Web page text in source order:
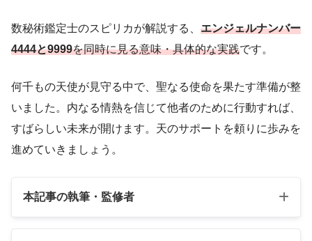
数秘術鑑定士のスピリカが解説する、 エンジェルナンバー
4444と9999を同時に見る意味・具体的な実践です。
何千もの天使が見守る中で、聖なる使命を果たす準備が整
いました。内なる情熱を信じて他者のために行動すれば、
すばらしい未来が開けます。天のサポートを頼りに歩みを
進めていきましょう。
本記事の執筆・監修者